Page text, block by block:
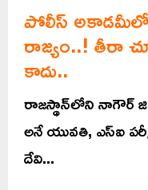
పోలీస్‌ అకాడమీలో
రాజ్యం..! తీరా
కాదు..
రాజస్థాన్‌లోని నాగౌర్
అనే యువతి, ఎస్‌ఐ
దేవి...